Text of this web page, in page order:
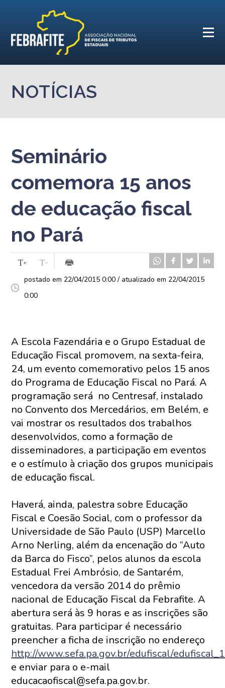
NOTÍCIAS
Seminário
comemora 15 anos
de educação fiscal
no Pará
postado em 22/04/2015 0:00 / atualizado em 22/04/2015
0:00
A Escola Fazendária e o Grupo Estadual de
Educação Fiscal promovem, na sexta-feira,
24, um evento comemorativo pelos 15 anos
do Programa de Educação Fiscal no Pará. A
programação será no Centresaf, instalado
no Convento dos Mercedários, em Belém, e
vai mostrar os resultados dos trabalhos
desenvolvidos, como a formação de
disseminadores, a participação em eventos
e o estímulo à criação dos grupos municipais
de educação fiscal.
Haverá, ainda, palestra sobre Educação
Fiscal e Coesão Social, com o professor da
Universidade de São Paulo (USP) Marcello
Arno Nerling, além da encenação do “Auto
da Barca do Fisco”, pelos alunos da escola
Estadual Frei Ambrósio, de Santarém,
vencedora da versão 2014 do prêmio
nacional de Educação Fiscal da Febrafite. A
abertura será às 9 horas e as inscrições são
gratuitas. Para participar é necessário
preencher a ficha de inscrição no endereço
http://www.sefa.pa.gov.br/edufiscal/
e enviar para o e-mail
educacaofiscal@sefa.pa.gov.br.